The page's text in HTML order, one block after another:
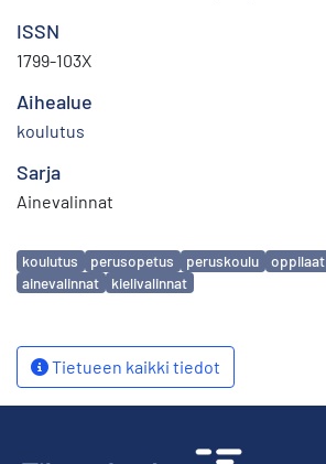
ISSN
1799-103X
Aihealue
koulutus
Sarja
Ainevalinnat
Avainsanat
koulutus perusopetus peruskoulu oppilaat
ainevalinnat
kielivalinnat
Tietueen kaikki tiedot